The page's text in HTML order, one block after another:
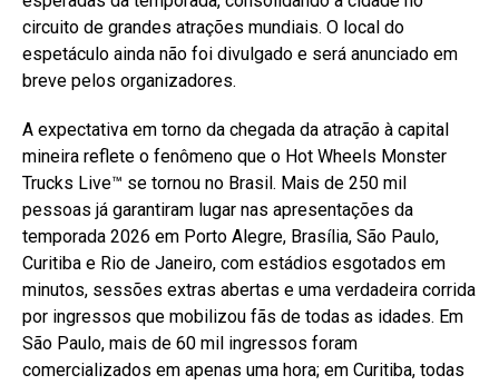
circuito de grandes atrações mundiais. O local do
espetáculo ainda não foi divulgado e será anunciado em
breve pelos organizadores.
A expectativa em torno da chegada da atração à capital
mineira reflete o fenômeno que o Hot Wheels Monster
Trucks Live™ se tornou no Brasil. Mais de 250 mil
pessoas já garantiram lugar nas apresentações da
temporada 2026 em Porto Alegre, Brasília, São Paulo,
Curitiba e Rio de Janeiro, com estádios esgotados em
minutos, sessões extras abertas e uma verdadeira corrida
por ingressos que mobilizou fãs de todas as idades. Em
São Paulo, mais de 60 mil ingressos foram
comercializados em apenas uma hora; em Curitiba, todas